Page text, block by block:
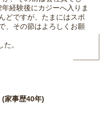
経験後にカジーへ入りま
どですが、たまにはスポ
、その節はよろしくお願
した。
(家事歴40年)